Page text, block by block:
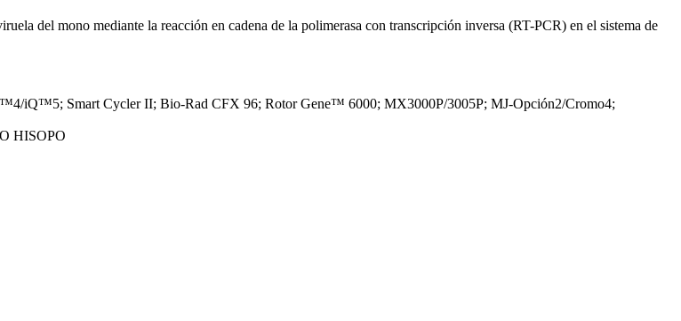
del mono mediante la reacción en cadena de la polimerasa con transcripción inversa (RT-PCR) en el sistema de
iQ™5; Smart Cycler II; Bio-Rad CFX 96; Rotor Gene™ 6000; MX3000P/3005P; MJ-Opción2/Cromo4;
HISOPO